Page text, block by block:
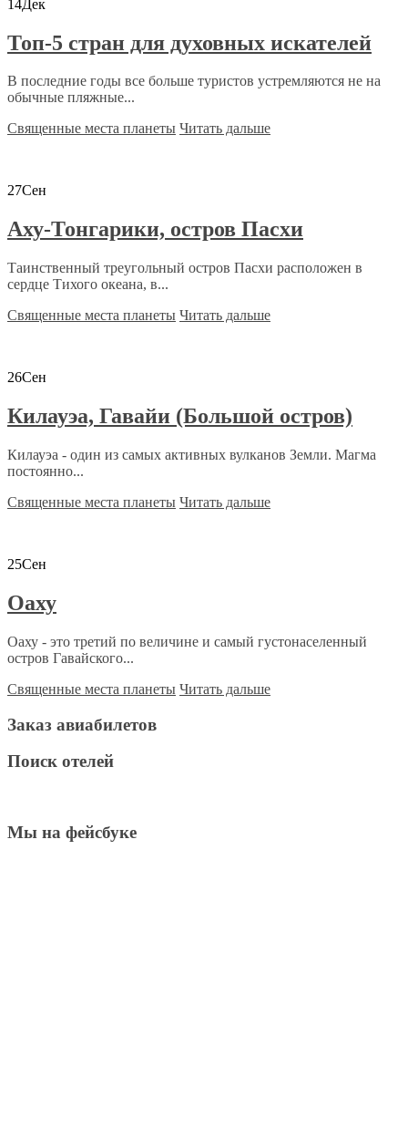
14Дек
Топ-5 стран для духовных искателей
В последние годы все больше туристов устремляются не на
обычные пляжные...
Священные места планеты Читать дальше
27Сен
Аху-Тонгарики, остров Пасхи
Таинственный треугольный остров Пасхи расположен в
сердце Тихого океана, в...
Священные места планеты Читать дальше
26Сен
Килауэа, Гавайи (Большой остров)
Килауэа - один из самых активных вулканов Земли. Магма
постоянно...
Священные места планеты Читать дальше
25Сен
Оаху
Оаху - это третий по величине и самый густонаселенный
остров Гавайского...
Священные места планеты Читать дальше
Заказ авиабилетов
Поиск отелей
Мы на фейсбуке